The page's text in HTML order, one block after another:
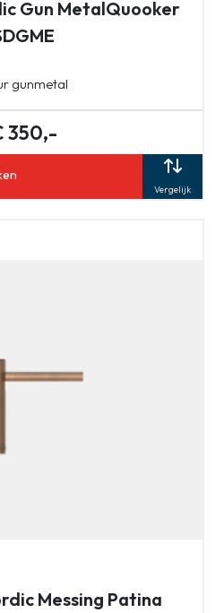
Gun MetalQuooker
gunmetal
350,-
Vergelijk
Messing Patina